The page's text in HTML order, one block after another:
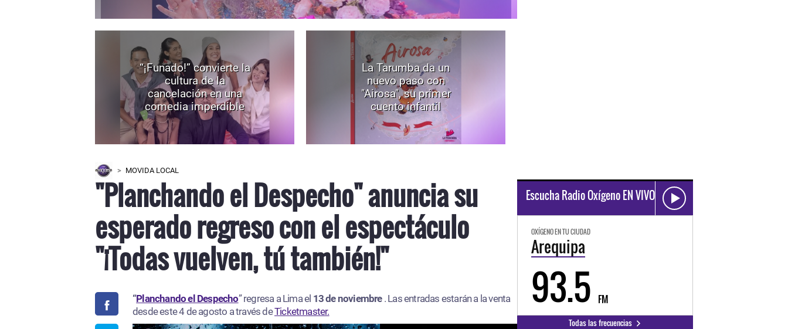
“¡Funado!” convierte la
cultura de la
cancelación en una
comedia imperdible
La Tarumba da un
nuevo paso con
"Airosa", su primer
cuento infantil
MOVIDA LOCAL
"Planchando el Despecho" anuncia su
esperado regreso con el espectáculo
"¡Todas vuelven, tú también!"
“Planchando el Despecho” regresa a Lima el 13 de noviembre . Las entradas estarán a la venta
desde este 4 de agosto a través deTicketmaster.
Escucha Radio Oxígeno EN VIVO
OXÍGENO EN TU CIUDAD
Arequipa
93.5 FM
Todas las frecuencias